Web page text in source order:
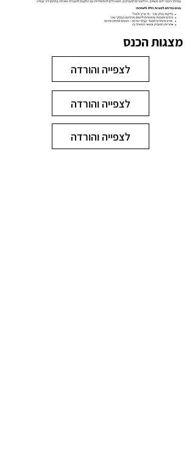
מצגות הכנס
לצפייה והורדה
לצפייה והורדה
לצפייה והורדה